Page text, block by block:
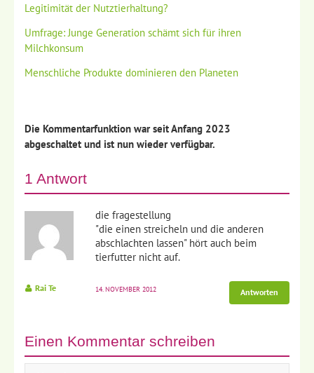
Legitimität der Nutztierhaltung?
Umfrage: Junge Generation schämt sich für ihren
Milchkonsum
Menschliche Produkte dominieren den Planeten
Die Kommentarfunktion war seit Anfang 2023
abgeschaltet und ist nun wieder verfügbar.
1 Antwort
Rai Te
die fragestellung
"die einen streicheln und die anderen
abschlachten lassen" hört auch beim
tierfutter nicht auf.
Antworten
14. NOVEMBER 2012
Einen Kommentar schreiben